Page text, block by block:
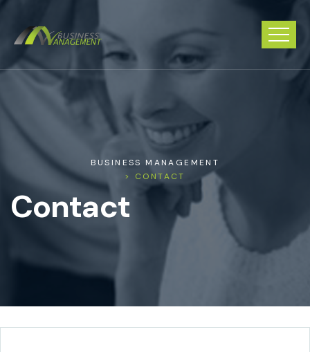
BUSINESS MANAGEMENT
> CONTACT
Contact